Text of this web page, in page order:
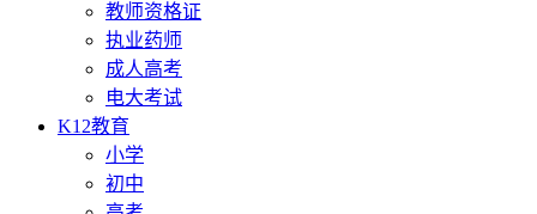
教师资格证
执业药师
成人高考
电大考试
K12教育
小学
初中